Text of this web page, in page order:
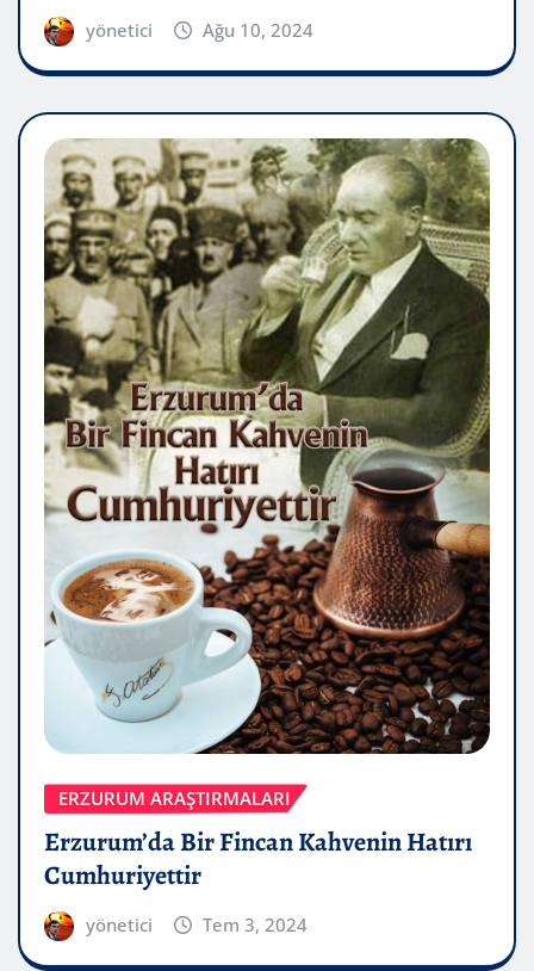
yönetici Ağu 10, 2024
ERZURUM ARAŞTIRMALARI
Erzurum’da Bir Fincan Kahvenin Hatırı
Cumhuriyettir
yönetici Tem 3, 2024